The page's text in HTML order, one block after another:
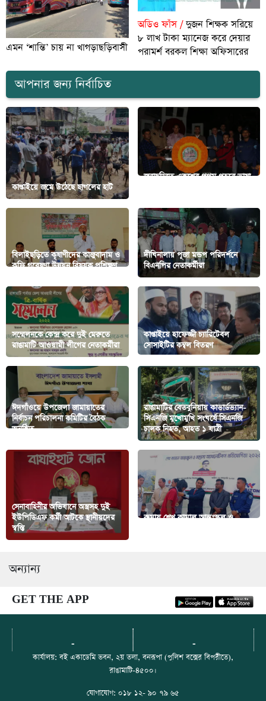
এমন ‘শান্তি’ চায় না খাগড়াছড়িবাসী
অডিও ফাঁস /দুজন শিক্ষক সরিয়ে
৮ লাখ টাকা ম্যানেজ করে দেয়ার
পরামর্শ বরকল শিক্ষা অফিসারের
আপনার জন্য নির্বাচিত
কাপ্তাইয়ে জমে উঠেছে ছাগলের হাট
জুরাছড়িতে একুশের প্রথম প্রহরে ভাষা
বিলাইছড়িতে কৃষাণীদের কাজুবাদাম ও
কফি গবেষণা উন্নয়ন বিষয়ক প্রশিক্ষণ
দীঘিনালায় পূজা মন্ডপ পরিদর্শনে
বিএনপির নেতাকর্মীরা
সম্মেলনকে কেন্দ্র করে দুই মেরুতে
রাঙামাটি আওয়ামী লীগের নেতাকর্মীরা
কাপ্তাইয়ে হাফেজ্জী চ্যারিটেবল
সোসাইটির কম্বল বিতরণ
ঈদগাঁওয়ে উপজেলা জামায়াতের
নির্বাচন পরিচালনা কমিটির বৈঠক
অনুষ্ঠিত
রাঙামাটির বেতবুনিয়ায় কাভার্ডভ্যান-
সিএনজি মুখোমুখি সংঘর্ষে সিএনজি
চালক নিহত, আহত ১ যাত্রী
সেনাবাহিনীর অভিযানে অস্ত্রসহ দুই
ইউপিডিএফ কর্মী আটকে স্থানীয়দের
স্বস্তি
রুমায় শেখ কামাল আন্তঃস্কুল ও
অন্যান্য
GET THE APP
- -
কার্যালয়: বই একাডেমি ভবন, ২য় তলা, বনরূপা (পুলিশ বক্সের বিপরীতে),
রাঙামাটি-৪৫০০।
যোগাযোগ: ০১৮ ১২- ৯০ ৭৯ ৬৫